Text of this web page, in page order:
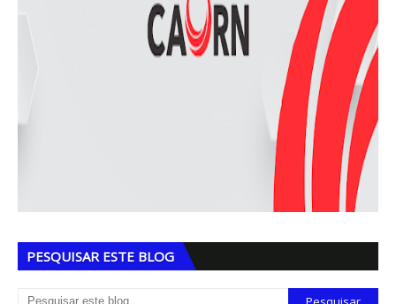
PESQUISAR ESTE BLOG